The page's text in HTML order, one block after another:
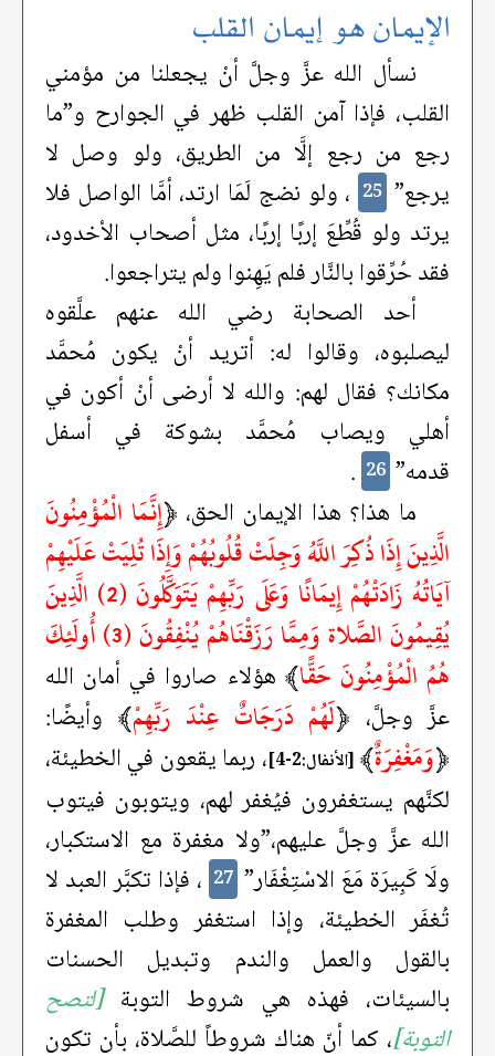
الإيمان هو إيمان القلب
نسأل الله عزَّ وجلَّ أنْ يجعلنا من مؤمني
القلب، فإذا آمن القلب ظهر في الجوارح و”ما
رجع من رجع إلَّا من الطريق، ولو وصل لا
يرجع” 25 ، ولو نضج لَمَا ارتد، أمَّا الواصل فلا
يرتد ولو قُطِّعَ إربًا إربًا، مثل أصحاب الأخدود،
فقد حُرِّقوا بالنَّار فلم يَهِنوا ولم يتراجعوا.
أحد الصحابة رضي الله عنهم علَّقوه
ليصلبوه، وقالوا له: أتريد أنْ يكون مُحمَّد
مكانك؟ فقال لهم: والله لا أرضى أنْ أكون في
أهلي ويصاب مُحمَّد بشوكة في أسفل
قدمه” 26
.
ما هذا؟ هذا الإيمان الحق، ﴿إِنَّمَا الْمُؤْمِنُونَ
الَّذِينَ إِذَا ذُكِرَ اللَّهُ وَجِلَتْ قُلُوبُهُمْ وَإِذَا تُلِيَتْ عَلَيْهِمْ
آيَاتُهُ زَادَتْهُمْ إِيمَانًا وَعَلَى رَبِّهِمْ يَتَوَكَّلُونَ (2) الَّذِينَ
يُقِيمُونَ الصَّلاة وَمِمَّا رَزَقْنَاهُمْ يُنْفِقُونَ (3) أُولَئِكَ
هُمُ الْمُؤْمِنُونَ حَقًّا﴾ هؤلاء صاروا في أمان الله
عزَّ وجلَّ، ﴿لَهُمْ دَرَجَاتٌ عِنْدَ رَبِّهِمْ﴾ وأيضًا:
﴿وَمَغْفِرَةٌ﴾ [الأنفال:2-4]
، ربما يقعون في الخطيئة،
لكنَّهم يستغفرون فيُغفر لهم، ويتوبون فيتوب
الله عزَّ وجلَّ عليهم،”ولا مغفرة مع الاستكبار،
ولَا كَبِيرَة مَعَ الاسْتِغْفَار” 27 ، فإذا تكبَّر العبد لا
تُغفَر الخطيئة، وإذا استغفر وطلب المغفرة
بالقول والعمل والندم وتبديل الحسنات
بالسيئات، فهذه هي شروط التوبة[لتصح
التوبة]، كما أنّ هناك شروطاً للصَّلاة، بأن تكون